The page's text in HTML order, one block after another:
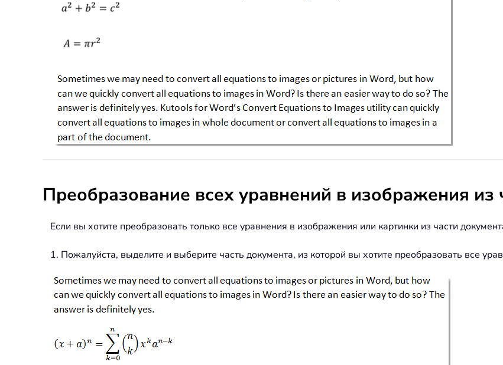
Преобразование всех уравнений в изображения из
Если вы хотите преобразовать только все уравнения в изображения или картинки из части
1. Пожалуйста, выделите и выберите часть документа, из которой вы хотите преобразовать все